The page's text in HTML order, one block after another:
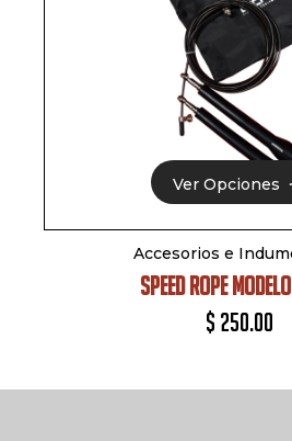
Ver Opciones
Ver Opciones
Accesorios e
SPEED ROPE
$ 250.00